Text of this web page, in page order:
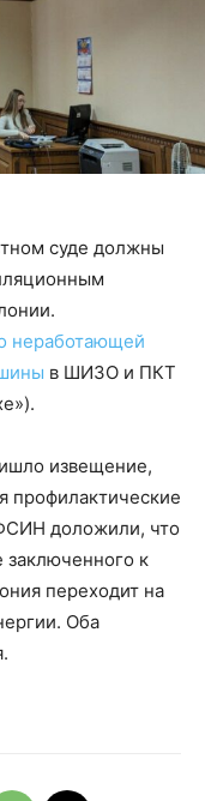
суде должны
неработающей
в ШИЗО и ПКТ
извещение,
профилактические
доложили, что
заключенного к
переходит на
Оба